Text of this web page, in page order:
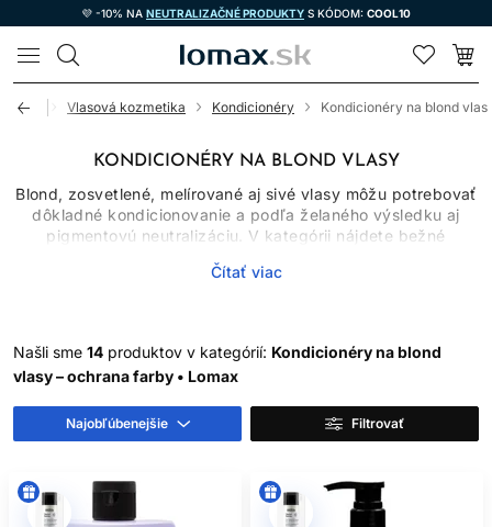
💜 -10% NA NEUTRALIZAČNÉ PRODUKTY S KÓDOM: COOL10
LOMAX
Úvod Vlasová kozmetika Kondicionéry Kondicionéry na blond
KONDICIONÉRY NA BLOND VLASY
Blond, zosvetlené, melírované aj sivé vlasy môžu potrebovať
dôkladné kondicionovanie a podľa želaného výsledku aj
pigmentovú neutralizáciu. V kategórii nájdete bežné
vizuálne tlmiť žlté odtiene. Nie každý kondicionér na blond
vlasymôže zahŕňať aj šampóny, masky a bezoplachové
produkty.
Kondicionér pôsobí predovšetkým na povrchu vlasového
vlákna. Pomáha znižovať trenie, uhladiť kutikulu a zlepšiť
drsnosť a náchylnosť na lámanie.
Čítať viac
Našli sme 14 produktov v kategórií: Kondicionéry na blond
vlasy – ochrana farby • Lomax
Najobľúbenejšie Filtrovať